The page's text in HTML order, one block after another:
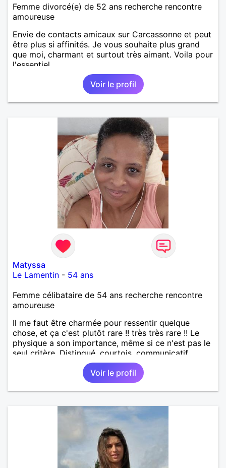
Femme divorcé(e) de 52 ans recherche rencontre
amoureuse
Envie de contacts amicaux sur Carcassonne et peut
être plus si affinités. Je vous souhaite plus grand
que moi, charmant et surtout très aimant. Voila pour
l'essentiel.
Voir le profil
Matyssa
Le Lamentin - 54 ans
Femme célibataire de 54 ans recherche rencontre
amoureuse
Il me faut être charmée pour ressentir quelque
chose, et ça c'est plutôt rare !! très très rare !! Le
physique a son importance, même si ce n'est pas le
seul critère. Distingué, courtois, communicatif,
drôle, intelligent... Les bwabwas de services
m'insupportent !!! Je recherche des contacts
résidant sur l'île ... les échanges à distance ne sont
pas dans mes prérogatives
Voir le profil